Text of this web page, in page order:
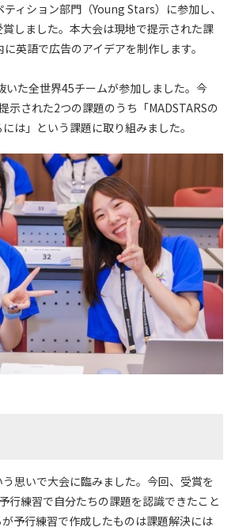
ィション部門（Young Stars）に参加し、
賞しました。本大会は現地で提示された課
英語で広告のアイデアを制作します。
いた全世界45チームが参加しました。今
示された2つの課題のうち「MADSTARSの
は」という課題に取り組みました。
う思いで大会に臨みました。今回、受賞を
行練習で自分たちの課題を認識できたこと
予行練習で作成したものは課題解決には